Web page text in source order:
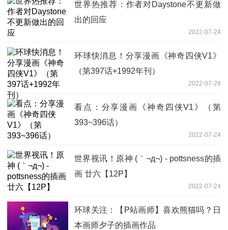
世界热推荐：作者对Daystone不更新做
出的回应
2022-07-24
环球快消息！分享漫画《神奇四侠V1》
（第397话+1992年刊）
2022-07-24
看点：分享漫画《神奇四侠V1》（第
393~396话）
2022-07-24
世界视讯！原神 (｀¬д¬) - pottsness的插
画 廿六【12P】
2022-07-24
环球关注：【P站画师】喜欢熊猫吗？日
本画师夕子的插画作品